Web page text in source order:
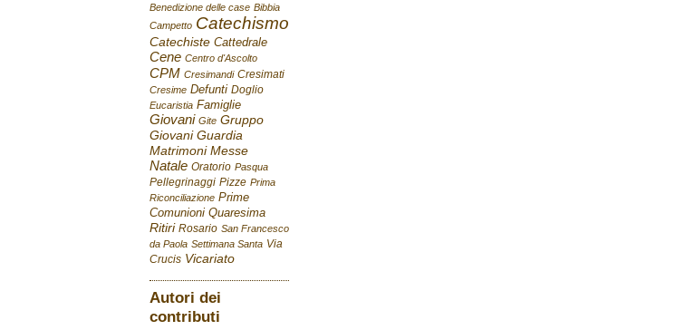
Benedizione delle case Bibbia
Campetto Catechismo
Catechiste Cattedrale
Cene Centro d'Ascolto
CPM Cresimandi Cresimati
Cresime Defunti Doglio
Eucaristia Famiglie
Giovani Gite Gruppo
Giovani Guardia
Matrimoni Messe
Natale Oratorio Pasqua
Pellegrinaggi Pizze Prima
Riconciliazione Prime
Comunioni Quaresima
Ritiri Rosario San Francesco
da Paola Settimana Santa Via
Crucis Vicariato
Autori dei
contributi